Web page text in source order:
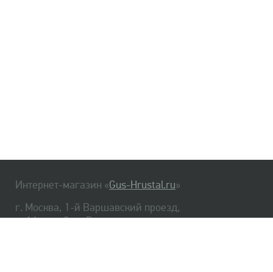
Интернет-магазин «Gus-Hrustal.ru»
г. Москва, 1-й Варшавский проезд,
д. 1А, стр. 3, м. Варшавская